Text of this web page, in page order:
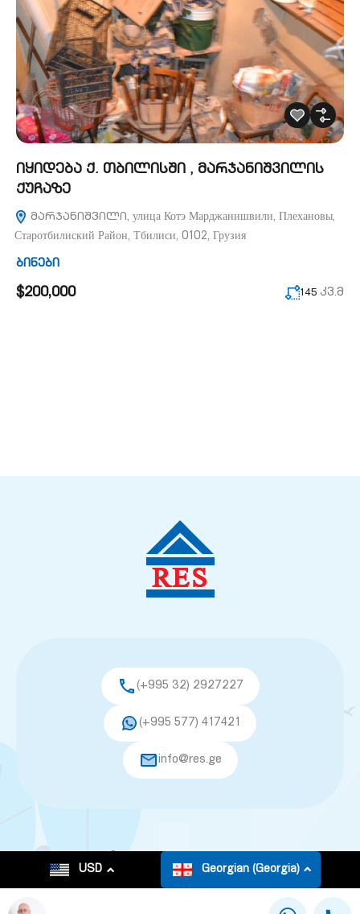
იყიდება ქ. თბილისში , მარჯანიშვილის
ქუჩაზე
მარჯანიშვილი, улица Котэ Марджанишвили, Плехановы,
Старотбилиский Район, Тбилиси, 0102, Грузия
ბინები
$200,000 145 კვ.მ
(+995 32) 2927227
(+995 577) 417421
info@res.ge
© 2026. All rights reserved.
USD
Georgian (Georgia)